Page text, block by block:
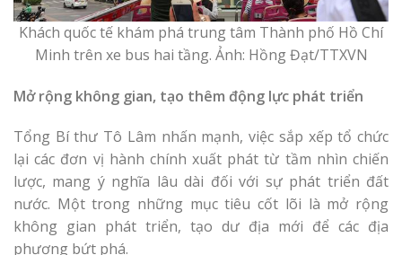
Khách quốc tế khám phá trung tâm Thành phố Hồ Chí
Minh trên xe bus hai tầng. Ảnh: Hồng Đạt/TTXVN
Mở rộng không gian, tạo thêm động lực phát triển
Tổng Bí thư Tô Lâm nhấn mạnh, việc sắp xếp tổ chức
lại các đơn vị hành chính xuất phát từ tầm nhìn chiến
lược, mang ý nghĩa lâu dài đối với sự phát triển đất
nước. Một trong những mục tiêu cốt lõi là mở rộng
không gian phát triển, tạo dư địa mới để các địa
phương bứt phá.